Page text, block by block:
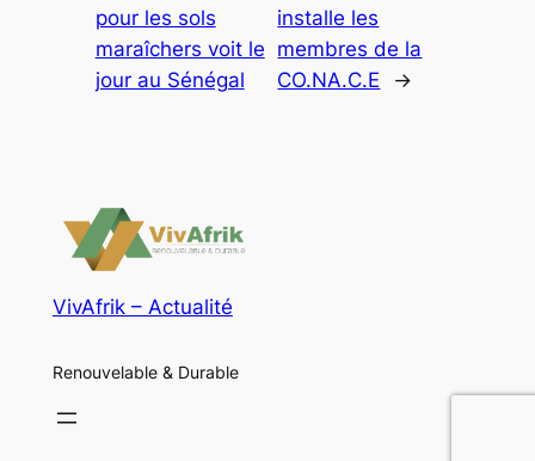
pour les sols
maraîchers voit le
jour au Sénégal
installe les
membres de la
CO.NA.C.E
→
VivAfrik – Actualité
Renouvelable & Durable